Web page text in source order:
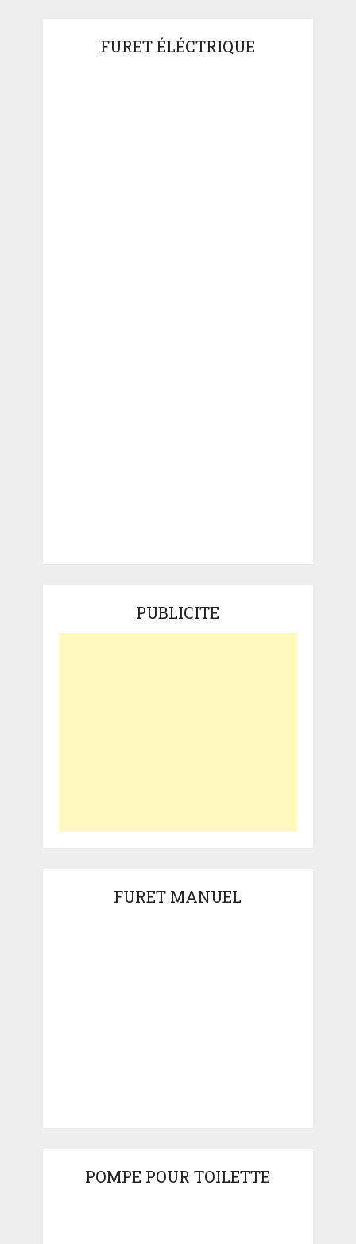
FURET ÉLÉCTRIQUE
PUBLICITE
FURET MANUEL
POMPE POUR TOILETTE